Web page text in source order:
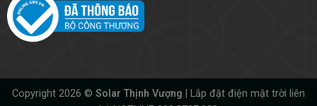
Copyright 2026 © Solar Thịnh Vượng | Lắp đặt điện mặt trời liên